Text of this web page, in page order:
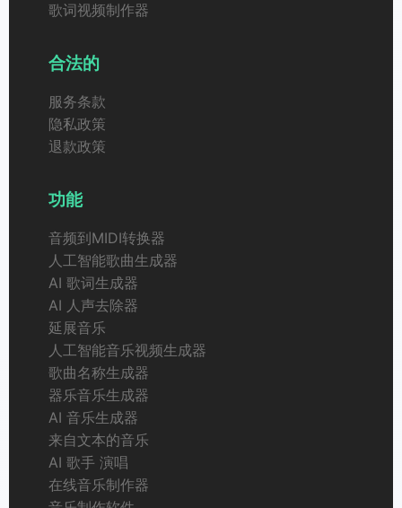
歌词视频制作器
合法的
服务条款
隐私政策
退款政策
功能
音频到MIDI转换器
人工智能歌曲生成器
AI 歌词生成器
AI 人声去除器
延展音乐
人工智能音乐视频生成器
歌曲名称生成器
器乐音乐生成器
AI 音乐生成器
来自文本的音乐
AI 歌手 演唱
在线音乐制作器